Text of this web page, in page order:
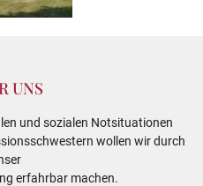
UNS
und sozialen Notsituationen
wollen wir durch
erfahrbar machen.